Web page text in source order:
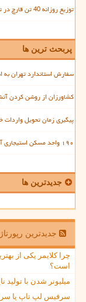
توزیع روزانه 40 تن قارچ در تهران
پربحث ترین ها
سفارش استاندارد تهران به
کشاورزان از روشن کردن
پیگیری زمان تحویل واردات
۱۹۰ واحد مسکن استیجاری آماده واگذاری به زوج های جوان است
جدیدترین ها
جدیدترین
چرا کلایمر یکی از
است؟
میلیونر شدن با تولید
سرفیس لپ تاپ یا